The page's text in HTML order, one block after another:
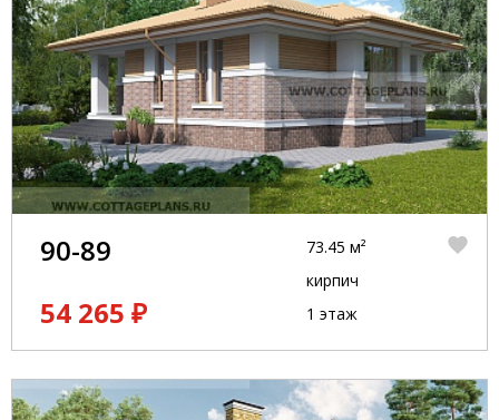
90-89
54 265 ₽
73.45 м²
кирпич
1 этаж